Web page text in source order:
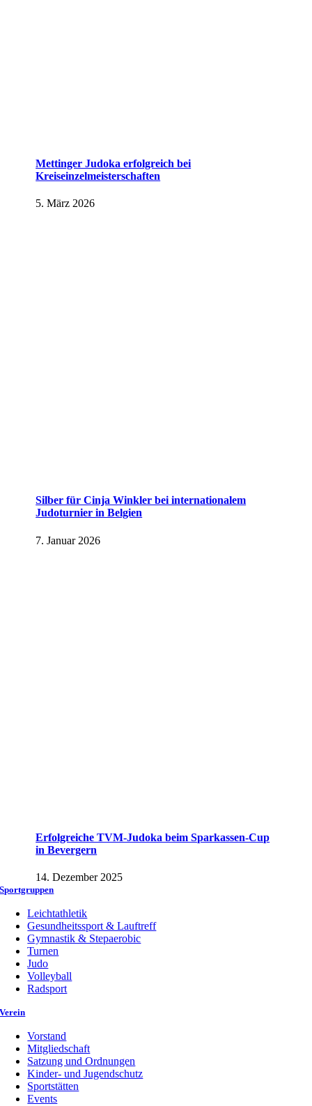
Mettinger Judoka erfolgreich bei
Kreiseinzelmeisterschaften
5. März 2026
Silber für Cinja Winkler bei internationalem
Judoturnier in Belgien
7. Januar 2026
Erfolgreiche TVM-Judoka beim Sparkassen-Cup
in Bevergern
14. Dezember 2025
Sportgruppen
Leichtathletik
Gesundheitssport & Lauftreff
Gymnastik & Stepaerobic
Turnen
Judo
Volleyball
Radsport
Verein
Vorstand
Mitgliedschaft
Satzung und Ordnungen
Kinder- und Jugendschutz
Sportstätten
Events